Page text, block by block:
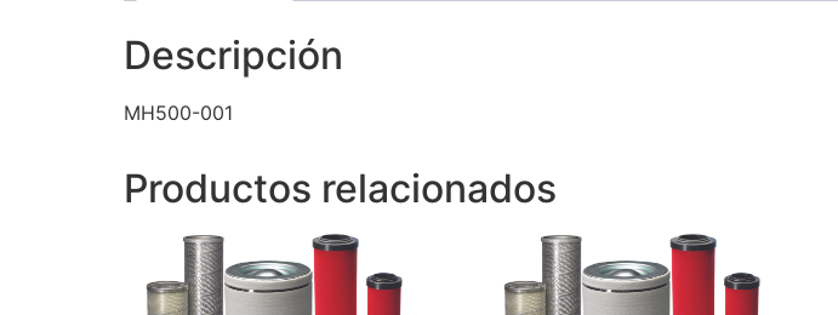
Descripción
MH500-001
Productos relacionados